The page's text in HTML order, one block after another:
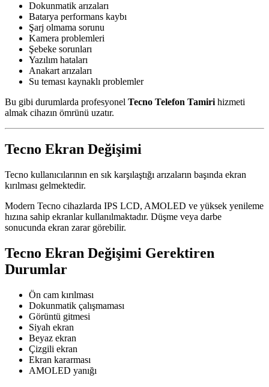
Dokunmatik arızaları
Batarya performans kaybı
Şarj olmama sorunu
Kamera problemleri
Şebeke sorunları
Yazılım hataları
Anakart arızaları
Su teması kaynaklı problemler
Bu gibi durumlarda profesyonel Tecno Telefon Tamiri hizmeti
almak cihazın ömrünü uzatır.
Tecno Ekran Değişimi
Tecno kullanıcılarının en sık karşılaştığı arızaların başında ekran
kırılması gelmektedir.
Modern Tecno cihazlarda IPS LCD, AMOLED ve yüksek yenileme
hızına sahip ekranlar kullanılmaktadır. Düşme veya darbe
sonucunda ekran zarar görebilir.
Tecno Ekran Değişimi Gerektiren
Durumlar
Ön cam kırılması
Dokunmatik çalışmaması
Görüntü gitmesi
Siyah ekran
Beyaz ekran
Çizgili ekran
Ekran kararması
AMOLED yanığı